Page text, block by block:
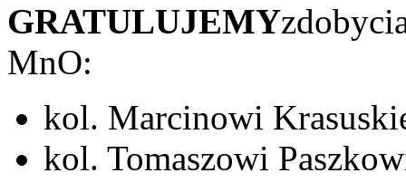
GRATULUJEMY
MnO:
kol. Marcinowi
kol. Tomaszowi